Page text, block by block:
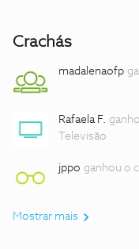
Crachás
madalenaofp
Rafaela F.
Televisão
jppo ganhou o
Mostrar mais